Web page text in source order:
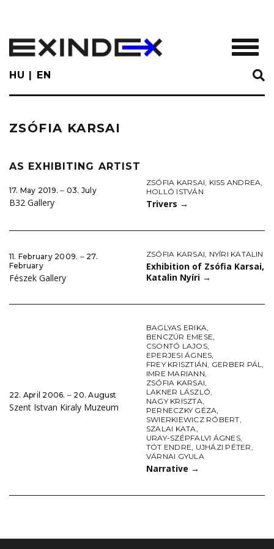
main
content
HU EN
ZSÓFIA KARSAI
AS EXHIBITING ARTIST
17. May 2019. ‒ 03. July
B32 Gallery
ZSÓFIA KARSAI, KISS ANDREA,
HOLLÓ ISTVÁN
Trivers →
11. February 2009. ‒ 27.
February
Fészek Gallery
ZSÓFIA KARSAI, NYÍRI KATALIN
Exhibition of Zsófia Karsai,
Katalin Nyíri →
22. April 2006. ‒ 20. August
Szent Istvan Kiraly Muzeum
BAGLYAS ERIKA,
BENCZÚR EMESE,
CSONTÓ LAJOS,
EPERJESI ÁGNES,
FREY KRISZTIÁN, GERBER PÁL,
IMRE MARIANN,
ZSÓFIA KARSAI,
LAKNER LÁSZLÓ,
NAGY KRISZTA,
PERNECZKY GÉZA,
SWIERKIEWICZ RÓBERT,
SZALAI KATA,
URAY-SZÉPFALVI ÁGNES,
TÓT ENDRE, UJHÁZI PÉTER,
VÁRNAI GYULA
Narrative →